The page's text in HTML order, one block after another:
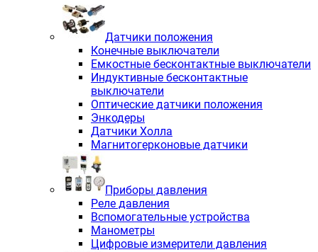
Датчики положения
Конечные выключатели
Емкостные бесконтактные выключатели
Индуктивные бесконтактные
выключатели
Оптические датчики положения
Энкодеры
Датчики Холла
Магнитогерконовые датчики
Приборы давления
Реле давления
Вспомогательные устройства
Манометры
Цифровые измерители давления